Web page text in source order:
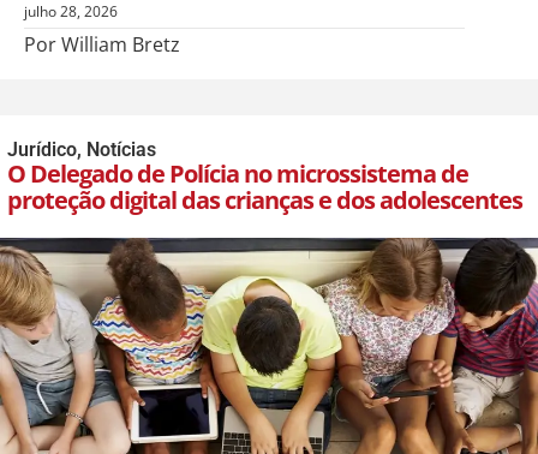
julho 28, 2026
Por William Bretz
Jurídico, Notícias
O Delegado de Polícia no microssistema de
proteção digital das crianças e dos adolescentes